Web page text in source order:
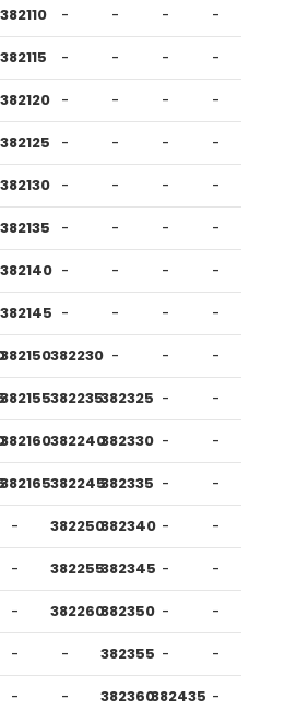
382110 - - - -
382115 - - - -
382120 - - - -
382125 - - - -
382130 - - - -
382135 - - - -
382140 - - - -
382145 - - - -
382150382230 - - -
382155382235382325 - -
382160382240382330 - -
382165382245382335 - -
- 382250382340 - -
- 382255382345 - -
- 382260382350 - -
- - 382355 - -
- - 382360382435 -